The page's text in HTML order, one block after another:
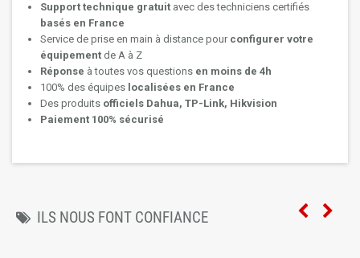
Support technique gratuit avec des techniciens certifiés
basés en France
Service de prise en main à distance pour configurer votre
équipement de A à Z
Réponse à toutes vos questions en moins de 4h
100% des équipes localisées en France
Des produits officiels Dahua, TP-Link, Hikvision
Paiement 100% sécurisé
ILS NOUS FONT CONFIANCE